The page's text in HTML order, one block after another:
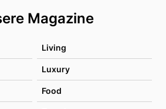
Magazine
Living
Luxury
Food